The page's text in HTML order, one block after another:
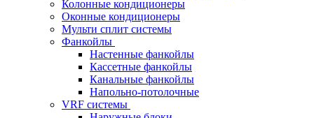
Колонные кондиционеры
Оконные кондиционеры
Мульти сплит системы
Фанкойлы
Настенные фанкойлы
Кассетные фанкойлы
Канальные фанкойлы
Напольно-потолочные
VRF системы